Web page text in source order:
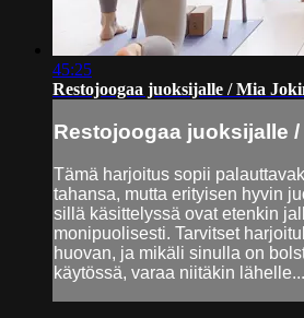
45:25
Restojoogaa juoksijalle / Mia
Restojoogaa juoksijalle /
Tämä harjoitus sopii
tahansa, mutta erityisen hyvin
sillä käsittelyssä ovat etenkin
monipuolisesti. Tarvitset
huovan, ja mikäli sinulla on
käytössä, varaa niitäkin lähelle...